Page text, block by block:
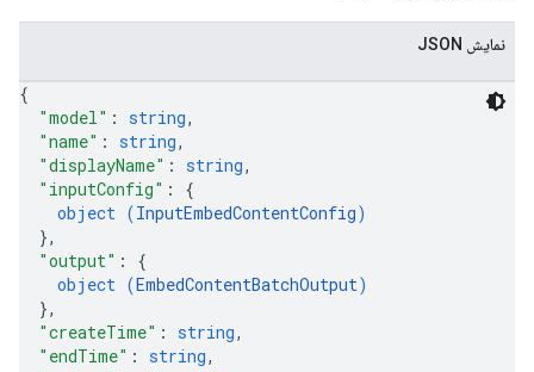
نمایش JSON
{
"model" : string,
"name" : string,
"displayName" : string,
"inputConfig" : {
object (InputEmbedContentConfig)
},
"output" : {
object (EmbedContentBatchOutput)
},
"createTime" : string,
"endTime" : string,